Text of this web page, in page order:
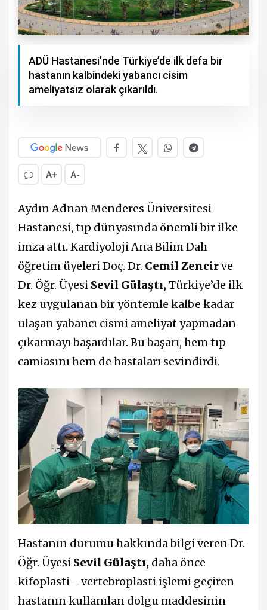
ADÜ Hastanesi’nde Türkiye’de ilk defa bir
hastanın kalbindeki yabancı cisim
ameliyatsız olarak çıkarıldı.
A+ A-
Aydın Adnan Menderes Üniversitesi
Hastanesi, tıp dünyasında önemli bir ilke
imza attı. Kardiyoloji Ana Bilim Dalı
öğretim üyeleri Doç. Dr. Cemil Zencirve
Dr. Öğr. Üyesi Sevil Gülaştı,Türkiye’de ilk
kez uygulanan bir yöntemle kalbe kadar
ulaşan yabancı cismi ameliyat yapmadan
çıkarmayı başardılar. Bu başarı, hem tıp
camiasını hem de hastaları sevindirdi.
Hastanın durumu hakkında bilgi veren Dr.
Öğr. Üyesi Sevil Gülaştı, daha önce
kifoplasti - vertebroplasti işlemi geçiren
hastanın kullanılan dolgu maddesinin